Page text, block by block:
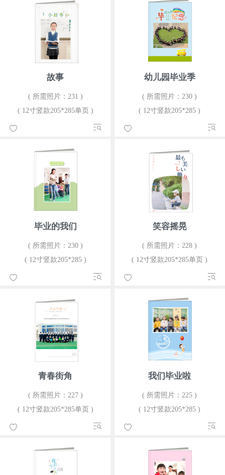
故事
( 所需照片：231 )
( 12寸竖款205*285单页 )
幼儿园毕业季
( 所需照片：230 )
( 12寸竖款205*285 )
毕业的我们
( 所需照片：230 )
( 12寸竖款205*285 )
笑容摇晃
( 所需照片：228 )
( 12寸竖款205*285单页 )
青春街角
( 所需照片：227 )
( 12寸竖款205*285单页 )
我们毕业啦
( 所需照片：225 )
( 12寸竖款205*285 )